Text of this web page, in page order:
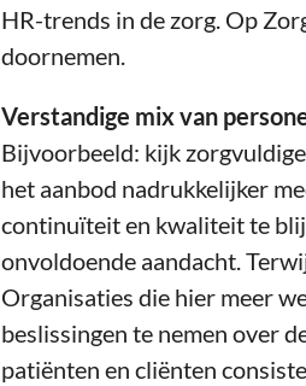
HR-trends in de zorg. Op
doornemen.
Verstandige mix van
Bijvoorbeeld: kijk
het aanbod nadrukkelijker
continuïteit en kwaliteit te
onvoldoende aandacht.
Organisaties die hier meer
beslissingen te nemen over
patiënten en cliënten